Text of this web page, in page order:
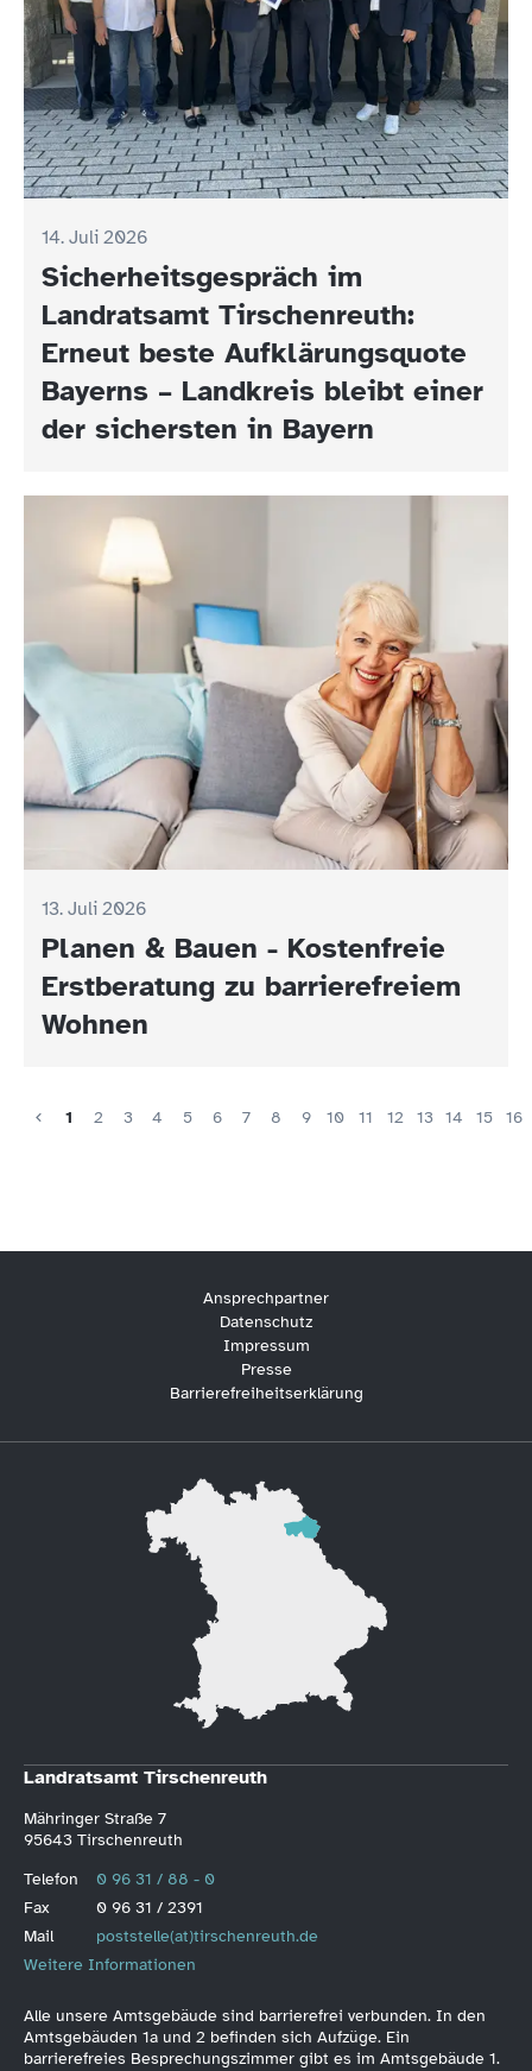
14. Juli 2026
Sicherheitsgespräch im
Landratsamt Tirschenreuth:
Erneut beste Aufklärungsquote
Bayerns – Landkreis bleibt einer
der sichersten in Bayern
13. Juli 2026
Planen & Bauen - Kostenfreie
Erstberatung zu barrierefreiem
Wohnen
1 2 3 4 5 6 7 8 9 10 11 12 13 14 15 16
Ansprechpartner
Datenschutz
Impressum
Presse
Barrierefreiheitserklärung
Landratsamt Tirschenreuth
Mähringer Straße 7
95643 Tirschenreuth
Telefon
0 96 31 / 88 - 0
Fax
0 96 31 / 2391
Mail
poststelle(at)tirschenreuth.de
Weitere Informationen
Alle unsere Amtsgebäude sind barrierefrei verbunden. In den
Amtsgebäuden 1a und 2 befinden sich Aufzüge. Ein
barrierefreies Besprechungszimmer gibt es im Amtsgebäude 1.